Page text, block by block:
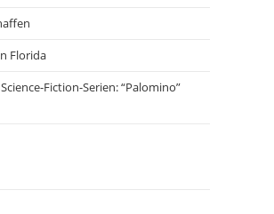
Florida
Fiction-Serien: “Palomino”